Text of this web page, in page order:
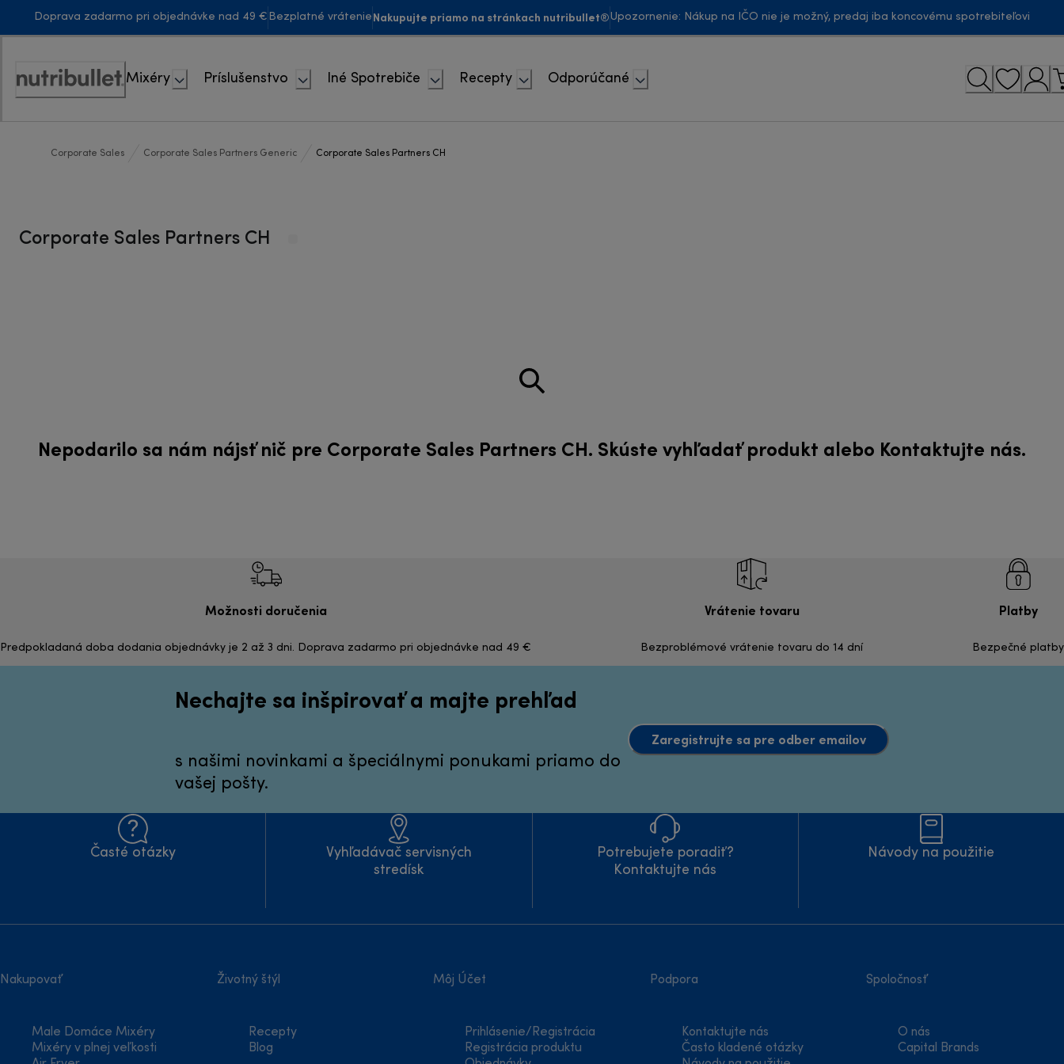
Doprava zadarmo pri objednávke nad 49 € Bezplatné vrátenie Nakupujte priamo na stránkach nutribullet®Upozornenie: Nákup na IČO nie je možný, predaj iba koncovému spotrebiteľovi
Accessibility
Mixéry Príslušenstvo Iné Spotrebiče Recepty Odporúčané
Corporate Sales Corporate Sales Partners Generic Corporate Sales Partners CH
Corporate Sales Partners CH
Nepodarilo sa nám nájsť nič pre Corporate Sales Partners CH. Skúste vyhľadať produkt alebo Kontaktujte nás.
Možnosti doručenia
Predpokladaná doba dodania objednávky je 2 až 3 dni. Doprava zadarmo pri objednávke nad 49 €
Vrátenie tovaru
Bezproblémové vrátenie tovaru do 14 dní
Platby
Bezpečné platby
Nechajte sa inšpirovať a majte prehľad
s našimi novinkami a špeciálnymi ponukami priamo do
vašej pošty.
Zaregistrujte sa pre odber emailov
Časté otázky
Vyhľadávač servisných
stredísk
Potrebujete poradiť?
Kontaktujte nás
Návody na použitie
Nakupovať
Male Domáce Mixéry
Mixéry v plnej veľkosti
Životný štýl
Recepty
Blog
Môj Účet
Prihlásenie/Registrácia
Registrácia produktu
Podpora
Kontaktujte nás
Často kladené otázky
Spoločnosť
O nás
Capital Brands